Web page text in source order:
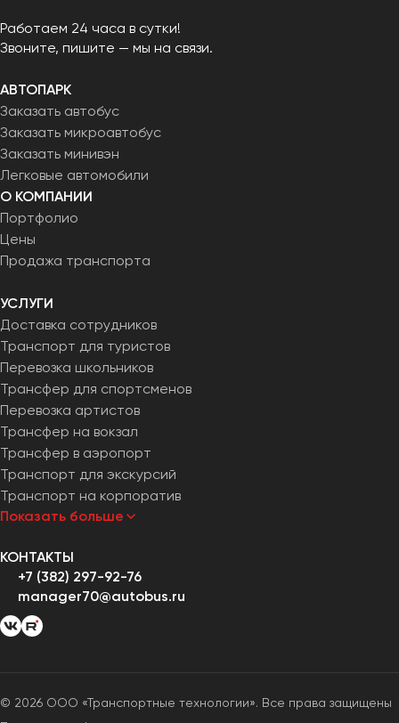
Работаем 24 часа в сутки!
Звоните, пишите — мы на связи.
АВТОПАРК
Заказать автобус
Заказать микроавтобус
Заказать минивэн
Легковые автомобили
О КОМПАНИИ
Портфолио
Цены
Продажа транспорта
УСЛУГИ
Доставка сотрудников
Транспорт для туристов
Перевозка школьников
Трансфер для спортсменов
Перевозка артистов
Трансфер на вокзал
Трансфер в аэропорт
Транспорт для экскурсий
Транспорт на корпоратив
Показать больше
КОНТАКТЫ
+7 (382) 297-92-76
manager70@autobus.ru
© 2026 ООО «Транспортные технологии». Все права защищены